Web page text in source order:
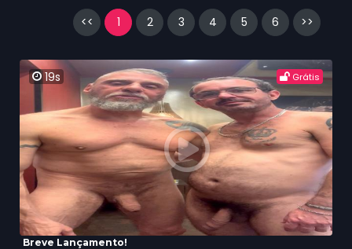
<< 1 2 3 4 5 6 >>
19s Grátis
Breve Lançamento!